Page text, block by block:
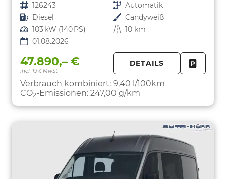
Fahrzeugnr. 126243 Getriebe Automatik
Kraftstoff Diesel Außenfarbe Candyweiß
Leistung 103 kW (140 PS) Kilometerstand 10 km
01.08.2026
47.890,– €
incl. 19% MwSt.
DETAILS
Verbrauch kombiniert: 9,40 l/100km
CO2-Emissionen: 247,00 g/km